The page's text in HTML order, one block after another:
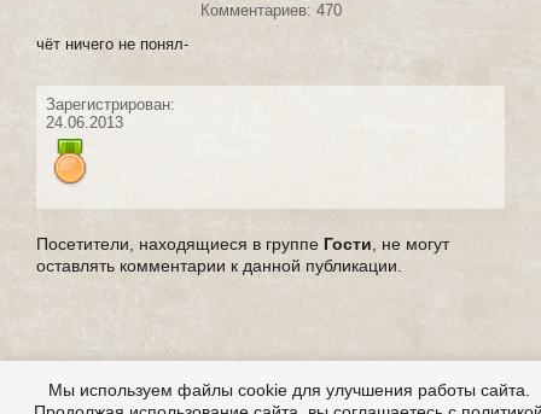
Комментариев: 470
чёт ничего не понял-
Зарегистрирован:
24.06.2013
Посетители, находящиеся в группе Гости , не могут
оставлять комментарии к данной публикации.
Мы используем файлы cookie для улучшения работы сайта.